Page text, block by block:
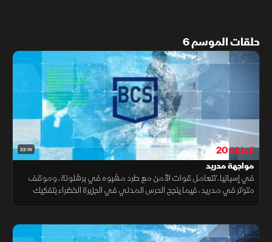
حلقات الموسم 6
22:13 الحلقة 20
مواجهة مدريد
في إسبانيا، تتعامل قوات الأمن مع طرد مشبوه في برشلونة، وموقف
متوتر في مدريد، فيما ينجح الحرس المدني في الجزيرة الخضراء بتفكيك